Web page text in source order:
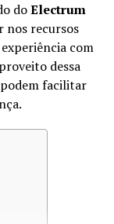
Sites
várias
contra
distribuídos
doElectrum
nos recursos
com
dessa
facilitar